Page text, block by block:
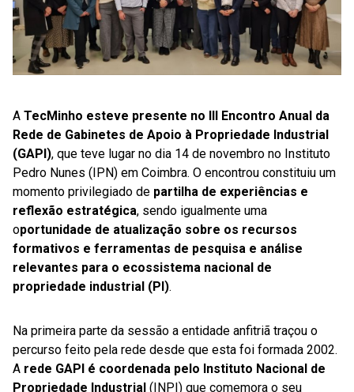
A TecMinho esteve presente no III Encontro Anual da
Rede de Gabinetes de Apoio à Propriedade Industrial
(GAPI), que teve lugar no dia 14 de novembro no Instituto
Pedro Nunes (IPN) em Coimbra. O encontrou constituiu um
momento privilegiado de partilha de experiências e
reflexão estratégica, sendo igualmente uma
oportunidade de atualização sobre os recursos
formativos e ferramentas de pesquisa e análise
relevantes para o ecossistema nacional de
propriedade industrial (PI).
Na primeira parte da sessão a entidade anfitriã traçou o
percurso feito pela rede desde que esta foi formada 2002.
A rede GAPI é coordenada pelo Instituto Nacional de
Propriedade Industrial (INPI) que comemora o seu